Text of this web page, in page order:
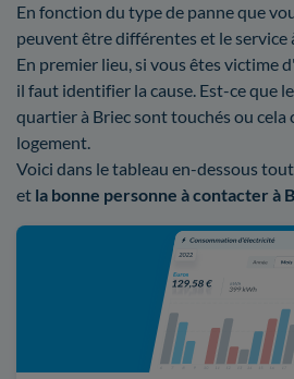
En fonction du type de panne que
peuvent être différentes et le service
En premier lieu, si vous êtes victime
il faut identifier la cause. Est-ce que
quartier à Briec sont touchés ou
logement.
Voici dans le tableau en-dessous
et la bonne personne à contacter à